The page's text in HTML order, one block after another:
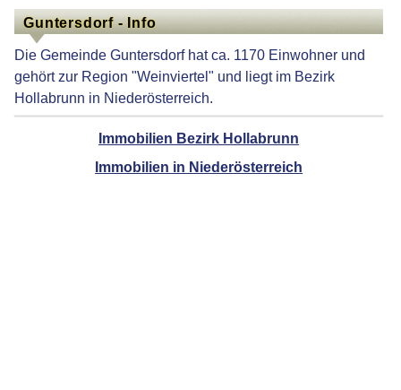
Guntersdorf - Info
Die Gemeinde Guntersdorf hat ca. 1170 Einwohner und
gehört zur Region "Weinviertel" und liegt im Bezirk
Hollabrunn in Niederösterreich.
Immobilien Bezirk Hollabrunn
Immobilien in Niederösterreich